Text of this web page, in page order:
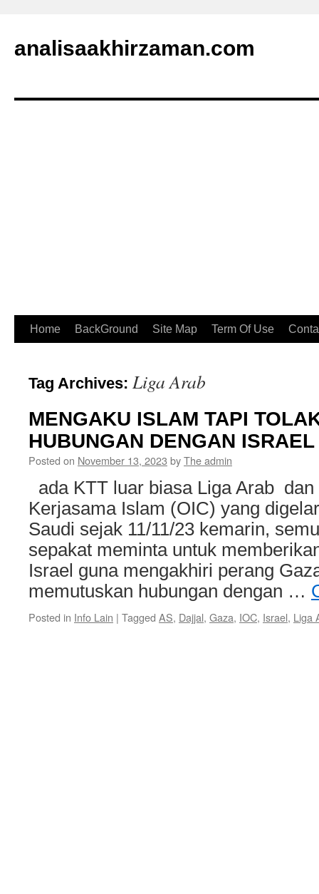
analisaakhirzaman.com
Home BackGround Site Map Term Of Use
Tag Archives: Liga Arab
MENGAKU ISLAM TAPI
HUBUNGAN DENGAN ISRAEL
Posted on November 13, 2023 byThe admin
ada KTT luar biasa Liga Arab
Kerjasama Islam (OIC) yang
Saudi sejak 11/11/23 kemarin,
sepakat meminta untuk
Israel guna mengakhiri perang
memutuskan hubungan dengan …
Posted in Info Lain | Tagged AS, Dajjal, Gaza, IOC, Israel, Liga